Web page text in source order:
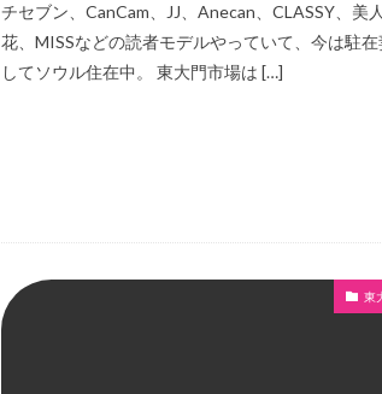
チセブン、CanCam、JJ、Anecan、CLASSY、美
花、MISSなどの読者モデルやっていて、今は駐在
してソウル住在中。 東大門市場は […]
東